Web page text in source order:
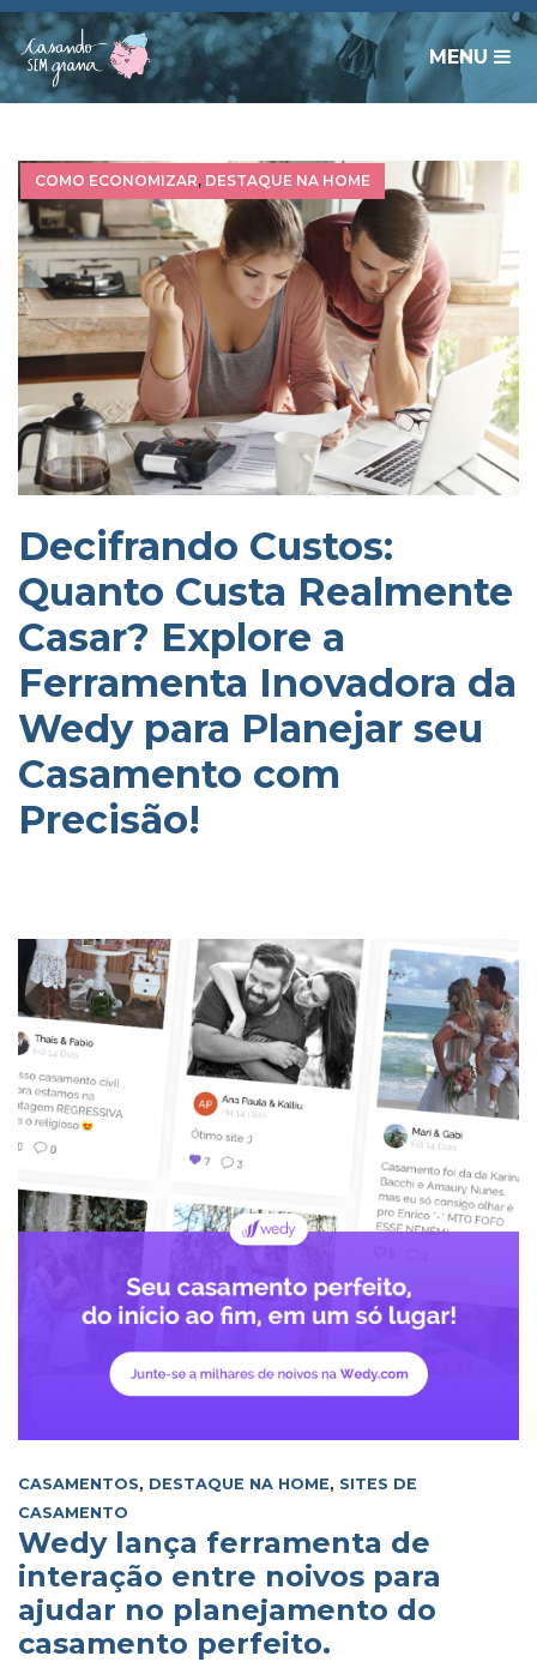
MENU
COMO ECONOMIZAR, DESTAQUE NA HOME
Decifrando Custos:
Quanto Custa Realmente
Casar? Explore a
Ferramenta Inovadora da
Wedy para Planejar seu
Casamento com
Precisão!
CASAMENTOS, DESTAQUE NA HOME, SITES DE
CASAMENTO
Wedy lança ferramenta de
interação entre noivos para
ajudar no planejamento do
casamento perfeito.